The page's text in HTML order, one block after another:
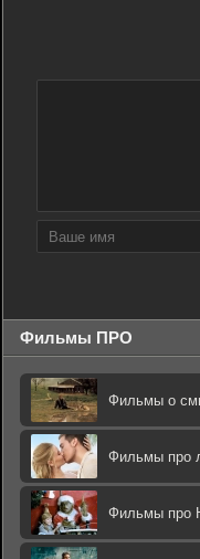
Фильмы ПРО
Фильмы о
Фильмы про
Фильмы про